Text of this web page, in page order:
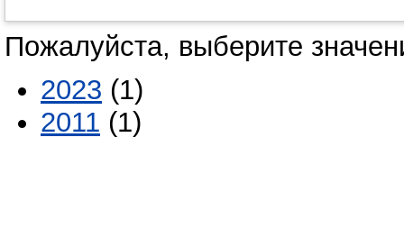
Пожалуйста, выберите
2023 (1)
2011 (1)